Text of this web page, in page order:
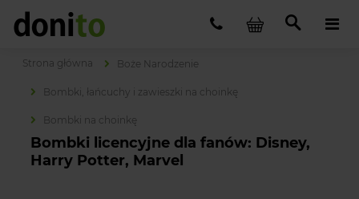
Strona główna Boże Narodzenie
Bombki, łańcuchy i zawieszki na choinkę
Bombki na choinkę
Bombki licencyjne dla fanów: Disney,
Harry Potter, Marvel